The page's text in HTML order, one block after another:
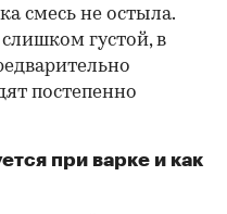
смесь не остыла.
густой, в
постепенно
при варке и как